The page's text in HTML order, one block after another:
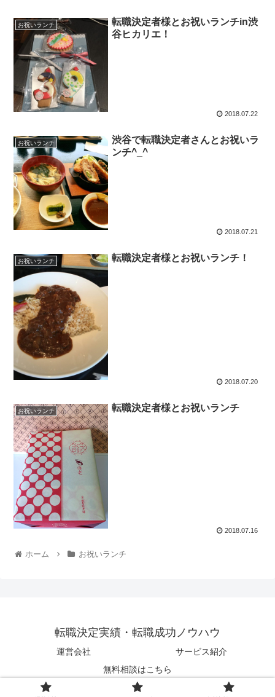
お祝いランチ
転職決定者様とお祝いランチin渋
谷ヒカリエ！
2018.07.22
お祝いランチ
渋谷で転職決定者さんとお祝いラ
ンチ^_^
2018.07.21
お祝いランチ 転職決定者様とお祝いランチ！
2018.07.20
お祝いランチ 転職決定者様とお祝いランチ
2018.07.16
ホーム お祝いランチ
転職決定実績・転職成功ノウハウ
運営会社
サービス紹介
無料相談はこちら
© 2018 転職決定実績・転職成功ノウハウ.